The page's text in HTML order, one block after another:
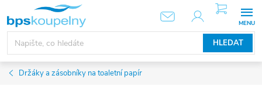
obsah
HLEDAT
NÁKUPNÍ
KOŠÍK
Držáky a zásobníky na toaletní papír